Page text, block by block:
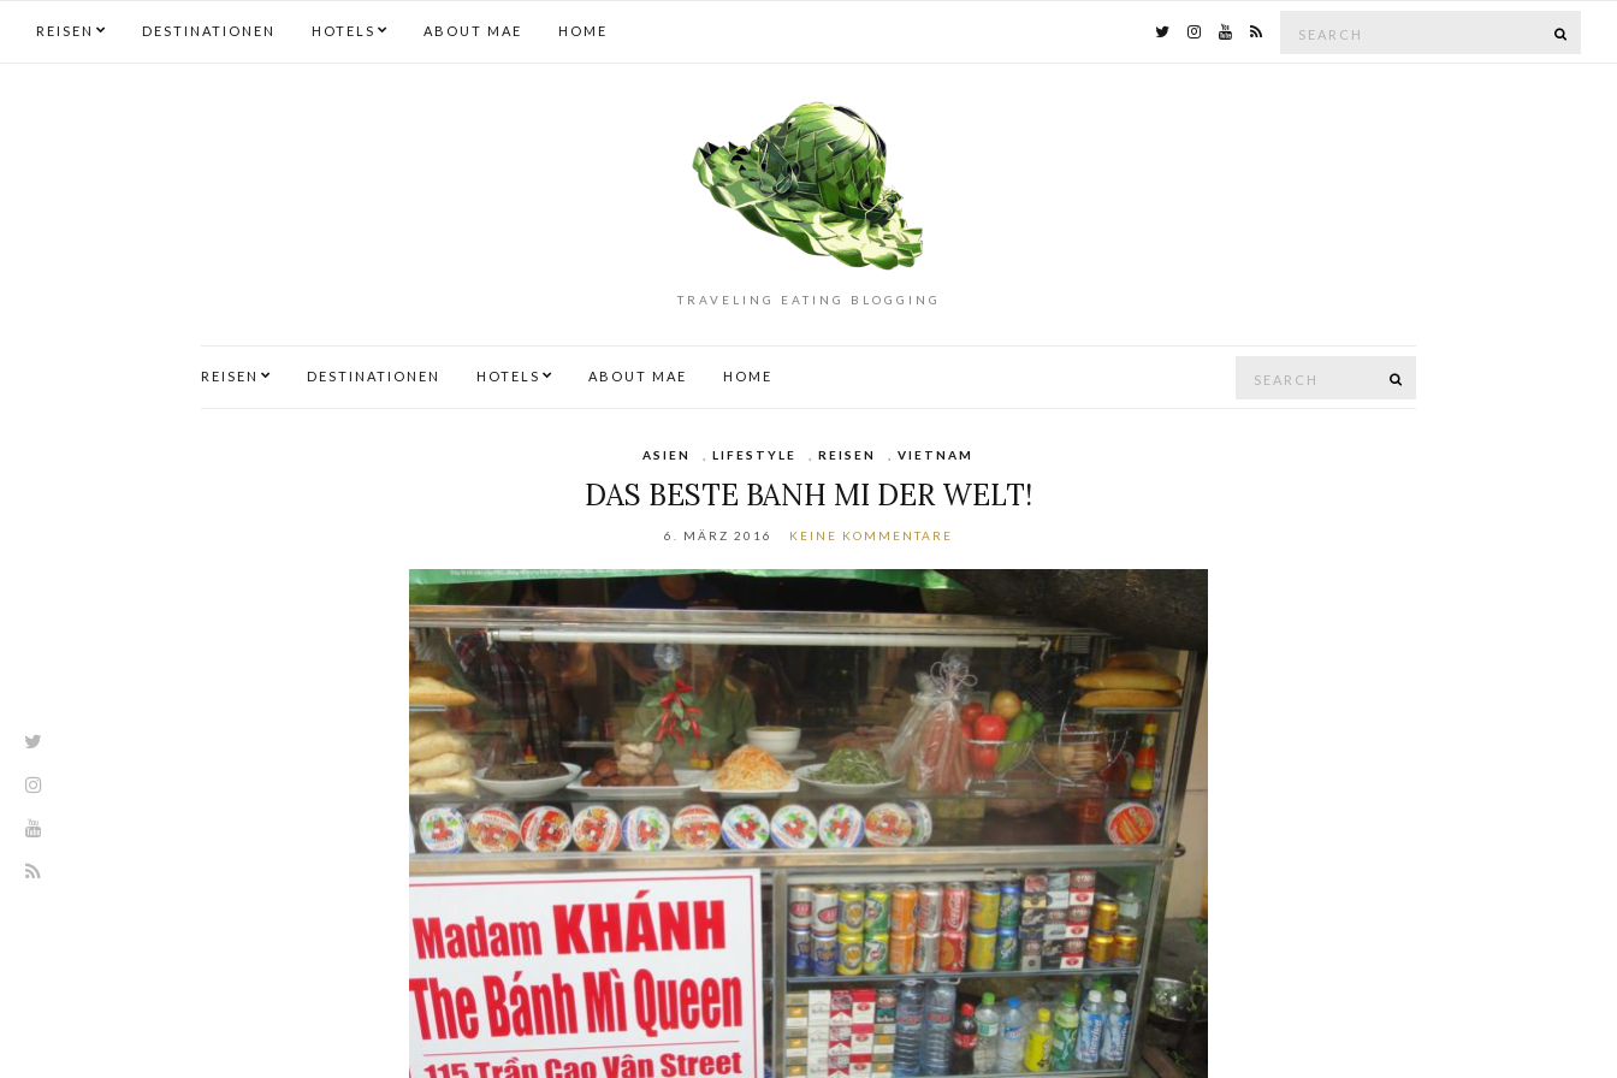
REISEN DESTINATIONEN HOTELS ABOUT MAE HOME
for:
TRAVELING EATING BLOGGING
REISEN DESTINATIONEN HOTELS ABOUT MAE HOME
for:
ASIEN ,LIFESTYLE ,REISEN ,VIETNAM
DAS BESTE BANH MI DER WELT!
6. MÄRZ 2016 KEINE KOMMENTARE